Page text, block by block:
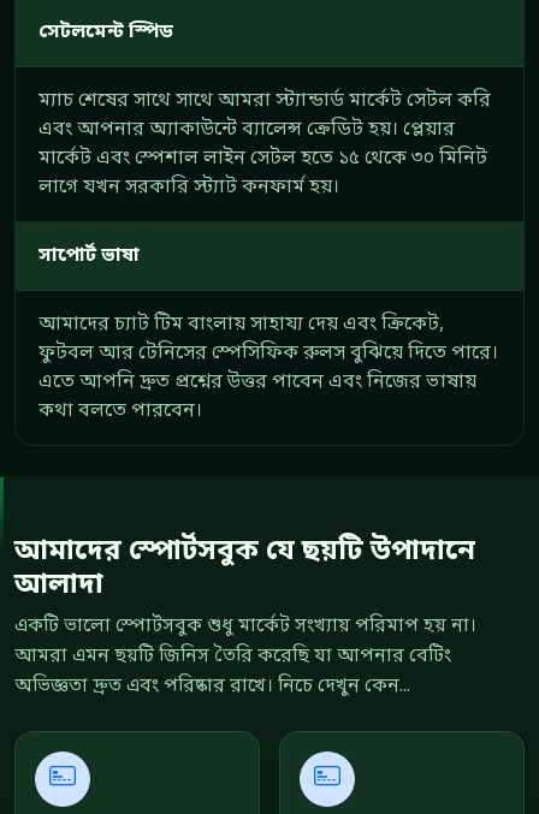
সেটলমেন্ট স্পিড
ম্যাচ শেষের সাথে সাথে আমরা স্ট্যান্ডার্ড মার্কেট সেটল করি
এবং আপনার অ্যাকাউন্টে ব্যালেন্স ক্রেডিট হয়। প্লেয়ার
মার্কেট এবং স্পেশাল লাইন সেটল হতে ১৫ থেকে ৩০ মিনিট
লাগে যখন সরকারি স্ট্যাট কনফার্ম হয়।
সাপোর্ট ভাষা
আমাদের চ্যাট টিম বাংলায় সাহায্য দেয় এবং ক্রিকেট,
ফুটবল আর টেনিসের স্পেসিফিক রুলস বুঝিয়ে দিতে পারে।
এতে আপনি দ্রুত প্রশ্নের উত্তর পাবেন এবং নিজের ভাষায়
কথা বলতে পারবেন।
আমাদের স্পোর্টসবুক যে ছয়টি উপাদানে
আলাদা
একটি ভালো স্পোর্টসবুক শুধু মার্কেট সংখ্যায় পরিমাপ হয় না।
আমরা এমন ছয়টি জিনিস তৈরি করেছি যা আপনার বেটিং
অভিজ্ঞতা দ্রুত এবং পরিষ্কার রাখে। নিচে দেখুন কেন...